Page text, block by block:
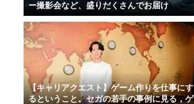
ー撮影会など、盛りだくさんでお届け
【キャリアクエスト】ゲーム作りを仕事にす
るということ。セガの若手の事例に見る，ゲ